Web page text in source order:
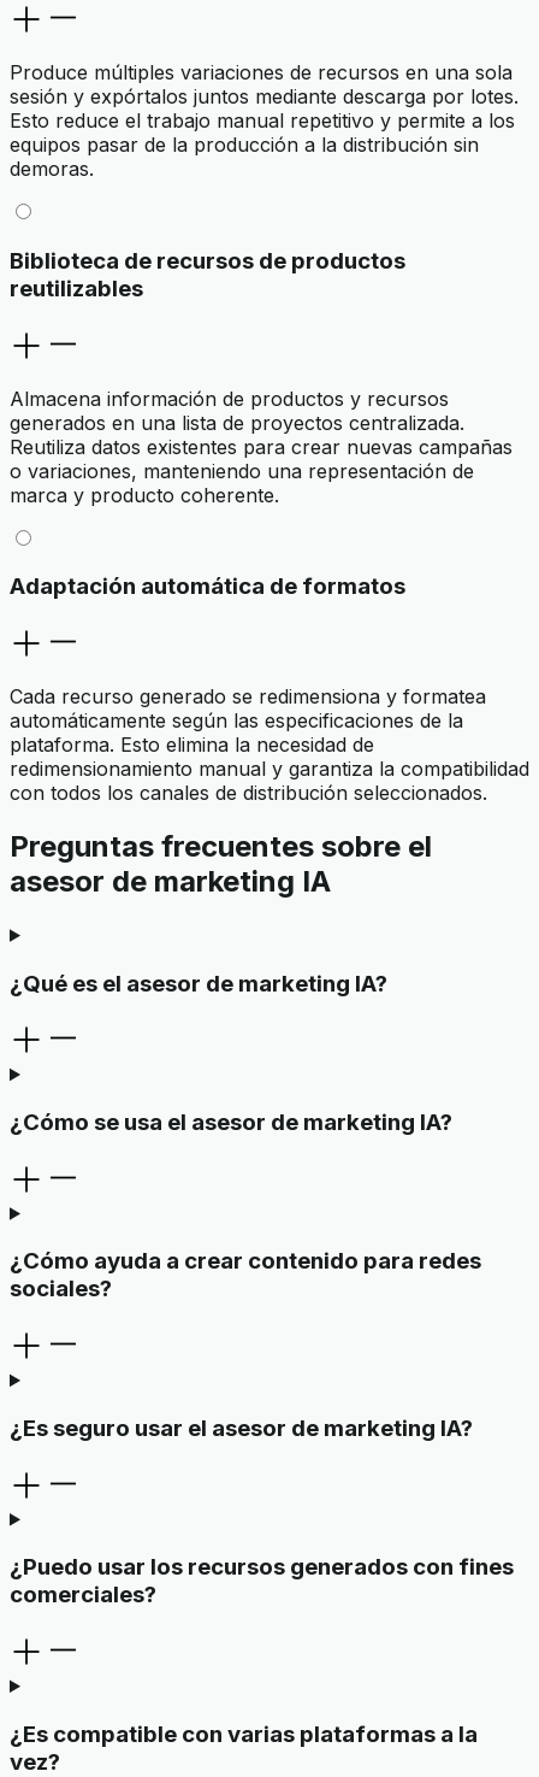
Produce múltiples variaciones de recursos en una sola
sesión y expórtalos juntos mediante descarga por lotes.
Esto reduce el trabajo manual repetitivo y permite a los
equipos pasar de la producción a la distribución sin
demoras.
Biblioteca de recursos de productos
reutilizables
Almacena información de productos y recursos
generados en una lista de proyectos centralizada.
Reutiliza datos existentes para crear nuevas campañas
o variaciones, manteniendo una representación de
marca y producto coherente.
Adaptación automática de formatos
Cada recurso generado se redimensiona y formatea
automáticamente según las especificaciones de la
plataforma. Esto elimina la necesidad de
redimensionamiento manual y garantiza la compatibilidad
con todos los canales de distribución seleccionados.
Preguntas frecuentes sobre el
asesor de marketing IA
¿Qué es el asesor de marketing IA?
¿Cómo se usa el asesor de marketing IA?
¿Cómo ayuda a crear contenido para redes
sociales?
¿Es seguro usar el asesor de marketing IA?
¿Puedo usar los recursos generados con fines
comerciales?
¿Es compatible con varias plataformas a la
vez?